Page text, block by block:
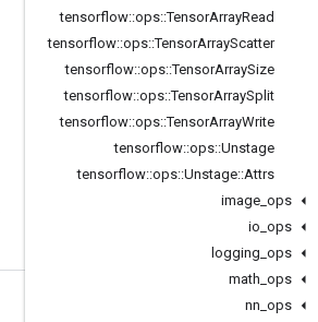
tensorflow::ops::TensorArrayRead
tensorflow::ops::TensorArrayScatter
tensorflow::ops::TensorArraySize
tensorflow::ops::TensorArraySplit
tensorflow::ops::TensorArrayWrite
tensorflow::ops::Unstage
tensorflow::ops::Unstage::Attrs
image ops
io ops
logging ops
math ops
nn ops
مرتبط بمانید